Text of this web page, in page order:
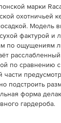
марки
охотничьей
Модель
фактурой и
по ощущениям
по сравнению
части
подстроить
форма
гардероба.